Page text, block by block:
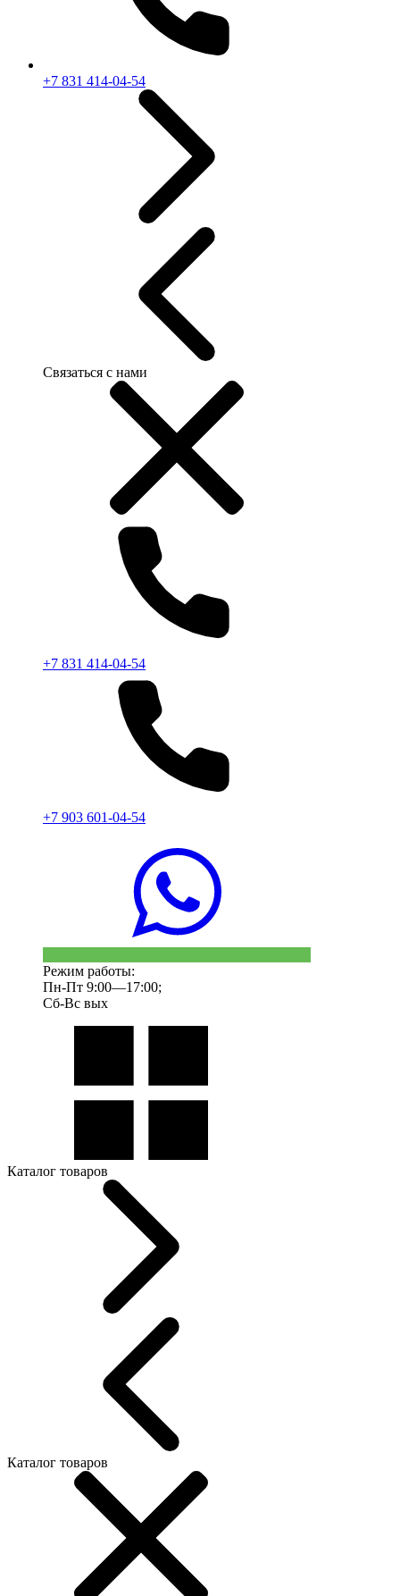
+7 831 414-04-54
Связаться с нами
+7 831 414-04-54
+7 903 601-04-54
Режим работы:
Пн-Пт 9:00—17:00;
Сб-Вс вых
Каталог товаров
Каталог товаров